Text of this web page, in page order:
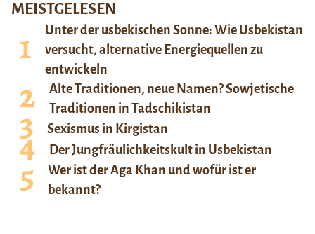
MEISTGELESEN
Unter der usbekischen Sonne: Wie Usbekistan
versucht, alternative Energiequellen zu
entwickeln
Alte Traditionen, neue Namen? Sowjetische
Traditionen in Tadschikistan
Sexismus in Kirgistan
Der Jungfräulichkeitskult in Usbekistan
Wer ist der Aga Khan und wofür ist er
bekannt?